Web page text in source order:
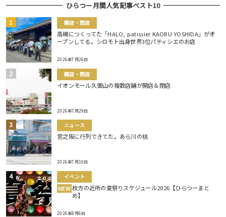
ひらつー月間人気記事ベスト10
開店・閉店
高槻につくってた「HALO, patissier KAORU YOSHIDA」がオ
ープンしてる。シロモト出身世界3位パティシエのお店
2026年7月26日
開店・閉店
イオンモール久御山の複数店舗が開店＆閉店
2026年7月29日
ニュース
宮之阪に行列できてた。あら川の桃
2026年7月10日
イベント
NEW 枚方の近所の夏祭りスケジュール2026【ひらつーまと
め】
2026年8月6日